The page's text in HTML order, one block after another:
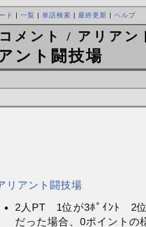
ド | 一覧 | 単語検索 | 最終更新 | ヘルプ
メント / アリアン
ント闘技場
リアント闘技場
2人PT 1位が3ﾎﾟｲﾝﾄ 2
だった場合、0ポイント